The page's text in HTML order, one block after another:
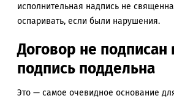
исполнительная надпись не
оспаривать, если были нарушения.
Договор не подписан
подпись поддельна
Это — самое очевидное основание